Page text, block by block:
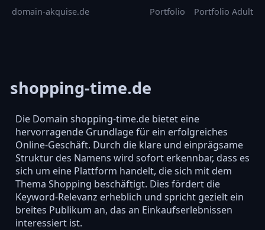
domain-akquise.de Portfolio Portfolio Adult
shopping-time.de
Die Domain shopping-time.de bietet eine
hervorragende Grundlage für ein erfolgreiches
Online-Geschäft. Durch die klare und einprägsame
Struktur des Namens wird sofort erkennbar, dass es
sich um eine Plattform handelt, die sich mit dem
Thema Shopping beschäftigt. Dies fördert die
Keyword-Relevanz erheblich und spricht gezielt ein
breites Publikum an, das an Einkaufserlebnissen
interessiert ist.